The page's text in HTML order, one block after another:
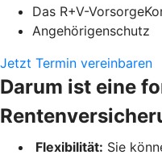
Das R+V-
Angehörigenschutz
Jetzt Termin vereinbaren
Darum ist eine
Flexibilität: Sie